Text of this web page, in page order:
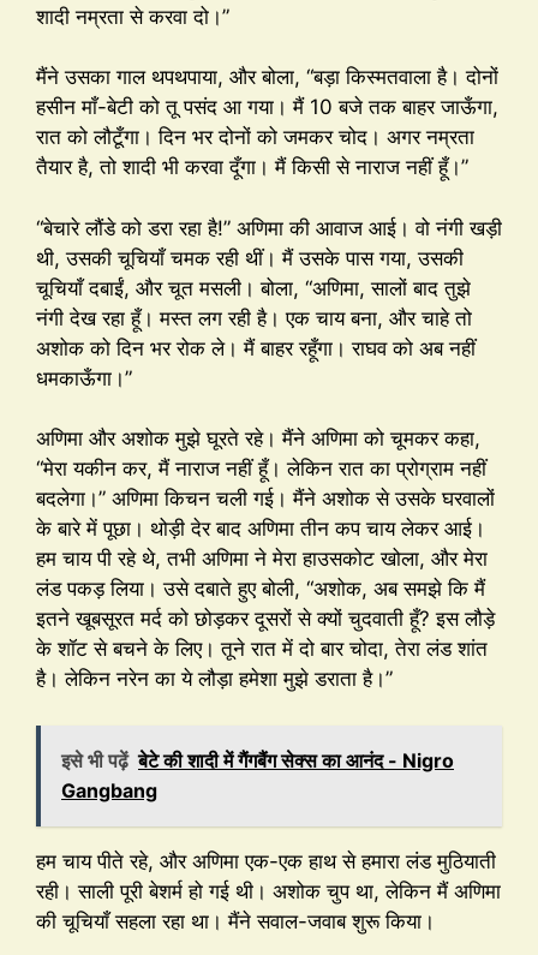
शादी नम्रता से करवा दो।”
मैंने उसका गाल थपथपाया, और बोला, “बड़ा किस्मतवाला है। दोनों
हसीन माँ-बेटी को तू पसंद आ गया। मैं 10 बजे तक बाहर जाऊँगा,
रात को लौटूँगा। दिन भर दोनों को जमकर चोद। अगर नम्रता
तैयार है, तो शादी भी करवा दूँगा। मैं किसी से नाराज नहीं हूँ।”
“बेचारे लौंडे को डरा रहा है!” अणिमा की आवाज आई। वो नंगी खड़ी
थी, उसकी चूचियाँ चमक रही थीं। मैं उसके पास गया, उसकी
चूचियाँ दबाईं, और चूत मसली। बोला, “अणिमा, सालों बाद तुझे
नंगी देख रहा हूँ। मस्त लग रही है। एक चाय बना, और चाहे तो
अशोक को दिन भर रोक ले। मैं बाहर रहूँगा। राघव को अब नहीं
धमकाऊँगा।”
अणिमा और अशोक मुझे घूरते रहे। मैंने अणिमा को चूमकर कहा,
“मेरा यकीन कर, मैं नाराज नहीं हूँ। लेकिन रात का प्रोग्राम नहीं
बदलेगा।” अणिमा किचन चली गई। मैंने अशोक से उसके घरवालों
के बारे में पूछा। थोड़ी देर बाद अणिमा तीन कप चाय लेकर आई।
हम चाय पी रहे थे, तभी अणिमा ने मेरा हाउसकोट खोला, और मेरा
लंड पकड़ लिया। उसे दबाते हुए बोली, “अशोक, अब समझे कि मैं
इतने खूबसूरत मर्द को छोड़कर दूसरों से क्यों चुदवाती हूँ? इस लौड़े
के शॉट से बचने के लिए। तूने रात में दो बार चोदा, तेरा लंड शांत
है। लेकिन नरेन का ये लौड़ा हमेशा मुझे डराता है।”
इसे भी पढ़ें बेटे की शादी में गैंगबैंग सेक्स का आनंद - Nigro
Gangbang
हम चाय पीते रहे, और अणिमा एक-एक हाथ से हमारा लंड मुठियाती
रही। साली पूरी बेशर्म हो गई थी। अशोक चुप था, लेकिन मैं अणिमा
की चूचियाँ सहला रहा था। मैंने सवाल-जवाब शुरू किया।